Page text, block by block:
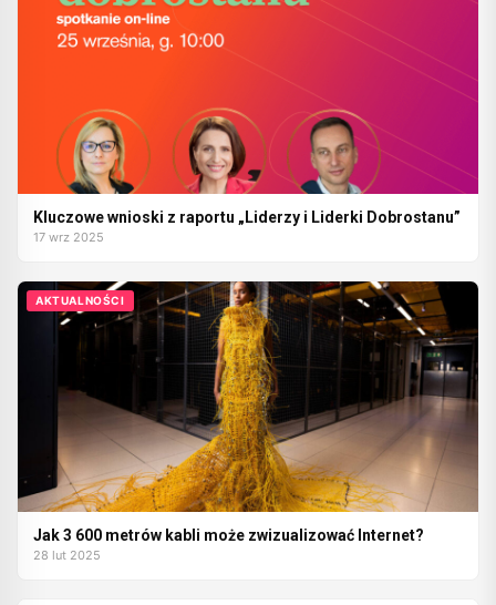
Kluczowe wnioski z raportu „Liderzy i Liderki Dobrostanu”
17 wrz 2025
AKTUALNOŚCI
Jak 3 600 metrów kabli może zwizualizować Internet?
28 lut 2025